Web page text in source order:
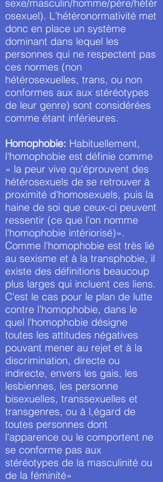
sexe/masculin/homme/père/hétér
osexuel). L'hétéronormativité met
donc en place un système
dominant dans lequel les
personnes qui ne respectent pas
ces normes (non
hétérosexuelles, trans, ou non
conformes aux aux stéréotypes
de leur genre) sont considérées
comme étant inférieures.
Homophobie: Habituellement,
l'homophobie est définie comme
« la peur vive qu'éprouvent des
hétérosexuels de se retrouver à
proximité d'homosexuels, puis la
haine de soi que ceux-ci peuvent
ressentir (ce que l'on nomme
l'homophobie intériorisé)».
Comme l'homophobie est très lié
au sexisme et à la transphobie, il
existe des définitions beaucoup
plus larges qui incluent ces liens.
C'est le cas pour le plan de lutte
contre l'homophobie, dans le
quel l'homophobie désigne
toutes les attitudes négatives
pouvant mener au rejet et à la
discrimination, directe ou
indirecte, envers les gais, les
lesbiennes, les personne
bisexuelles, transsexuelles et
transgenres, ou à l,égard de
toutes personnes dont
l'apparence ou le comportent ne
se conforme pas aux
stéréotypes de la masculinité ou
de la féminité»